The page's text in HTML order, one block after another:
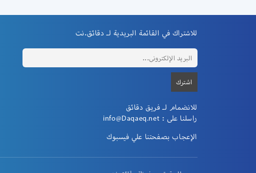
للاشتراك في القائمة البريدية لـ دقائق.نت
للانضمام لـ فريق دقائق
راسلنا على : info@Daqaeq.net
الإعجاب بصفحتنا علي فيسبوك